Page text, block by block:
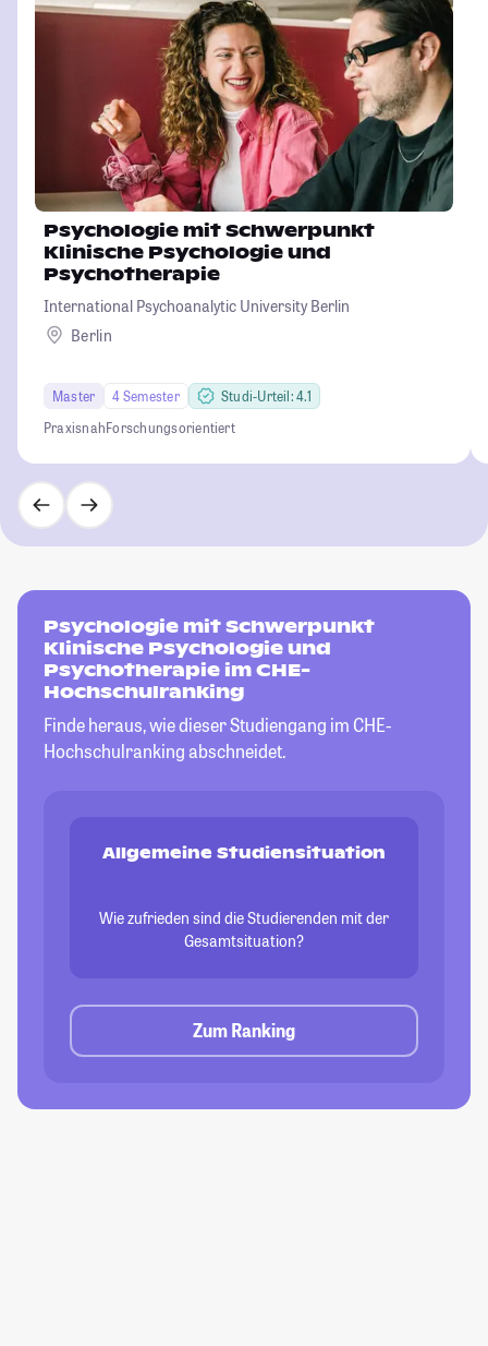
Psychologie mit Schwerpunkt
Klinische Psychologie und
Psychotherapie
International Psychoanalytic University Berlin
Berlin
Master 4 Semester
Studi-Urteil: 4.1
PraxisnahForschungsorientiert
Psychologie mit Schwerpunkt
Klinische Psychologie und
Psychotherapie im CHE-
Hochschulranking
Finde heraus, wie dieser Studiengang im CHE-
Hochschulranking abschneidet.
Allgemeine Studiensituation
Wie zufrieden sind die Studierenden mit der
Gesamtsituation?
Zum Ranking